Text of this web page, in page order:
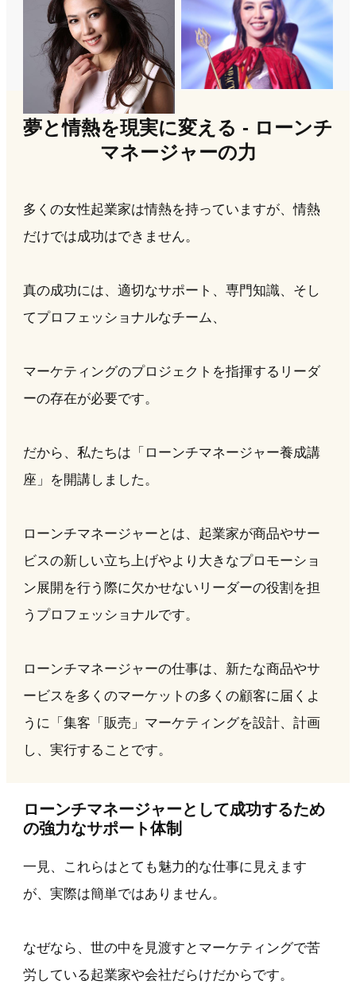
夢と情熱を現実に変える - ローンチ
マネージャーの力
多くの女性起業家は情熱を持っていますが、情熱
だけでは成功はできません。
真の成功には、適切なサポート、専門知識、そし
てプロフェッショナルなチーム、
マーケティングのプロジェクトを指揮するリーダ
ーの存在が必要です。
だから、私たちは「ローンチマネージャー養成講
座」を開講しました。
ローンチマネージャーとは、起業家が商品やサー
ビスの新しい立ち上げやより大きなプロモーショ
ン展開を行う際に欠かせないリーダーの役割を担
うプロフェッショナルです。
ローンチマネージャーの仕事は、新たな商品やサ
ービスを多くのマーケットの多くの顧客に届くよ
うに「集客「販売」マーケティングを設計、計画
し、実行することです。
ローンチマネージャーとして成功するため
の強力なサポート体制
一見、これらはとても魅力的な仕事に見えます
が、実際は簡単ではありません。
なぜなら、世の中を見渡すとマーケティングで苦
労している起業家や会社だらけだからです。